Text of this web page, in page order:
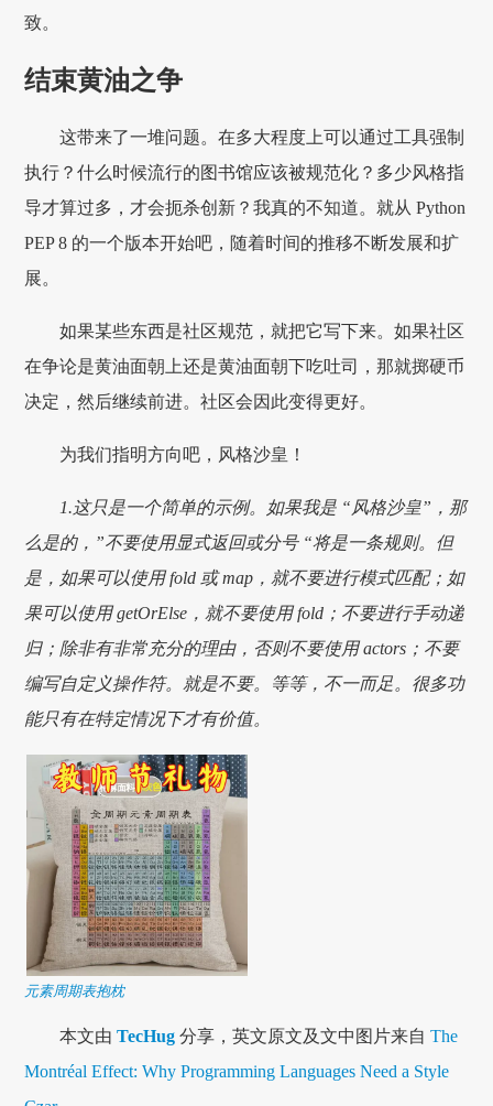
致。
结束黄油之争
这带来了一堆问题。在多大程度上可以通过工具强制
执行？什么时候流行的图书馆应该被规范化？多少风格指
导才算过多，才会扼杀创新？我真的不知道。就从 Python
PEP 8 的一个版本开始吧，随着时间的推移不断发展和扩
展。
如果某些东西是社区规范，就把它写下来。如果社区
在争论是黄油面朝上还是黄油面朝下吃吐司，那就掷硬币
决定，然后继续前进。社区会因此变得更好。
为我们指明方向吧，风格沙皇！
1.这只是一个简单的示例。如果我是 “风格沙皇”，那
么是的，”不要使用显式返回或分号 “将是一条规则。但
是，如果可以使用 fold 或 map，就不要进行模式匹配；如
果可以使用 getOrElse，就不要使用 fold；不要进行手动递
归；除非有非常充分的理由，否则不要使用 actors；不要
编写自定义操作符。就是不要。等等，不一而足。很多功
能只有在特定情况下才有价值。
元素周期表抱枕
本文由TecHug 分享，英文原文及文中图片来自The
Montréal Effect: Why Programming Languages Need a Style